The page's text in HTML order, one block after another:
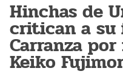
Hinchas de
critican a su
Carranza
Keiko